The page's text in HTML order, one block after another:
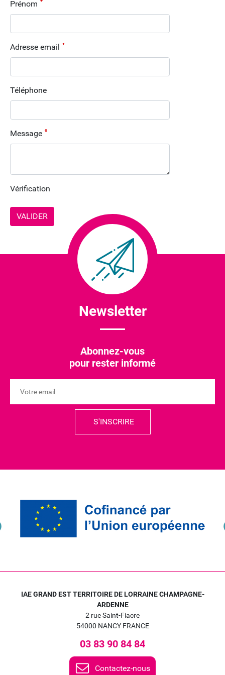
Prénom
Adresse email
Téléphone
Message
Vérification
Newsletter
Abonnez-vous
pour rester informé
IAE GRAND EST TERRITOIRE DE LORRAINE CHAMPAGNE-
ARDENNE
2 rue Saint-Fiacre
54000 NANCY FRANCE
03 83 90 84 84
Contactez-nous